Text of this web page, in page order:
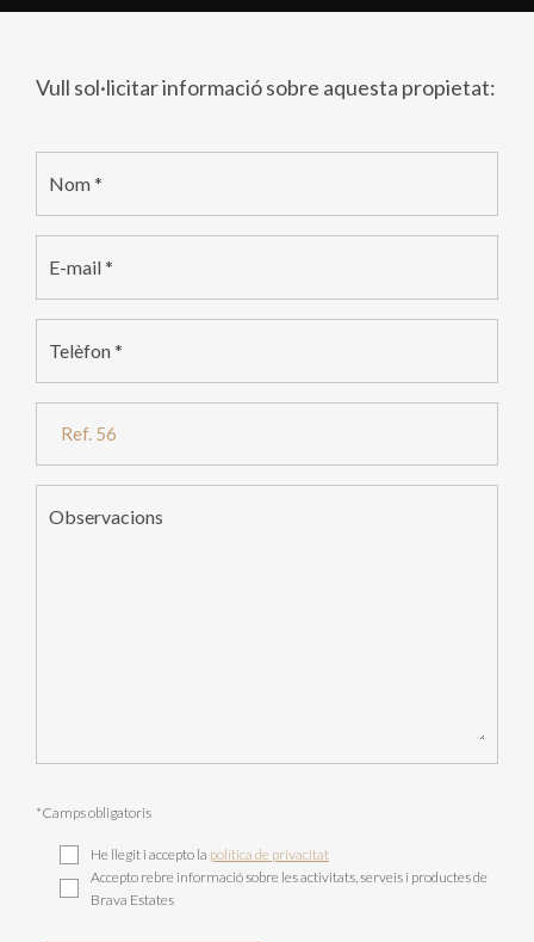
Vull sol·licitar informació sobre aquesta propietat:
Nom *
E-mail *
Telèfon *
Observacions
*Camps obligatoris
He llegit i accepto la política de privacitat
Accepto rebre informació sobre les activitats, serveis i productes de
Brava Estates